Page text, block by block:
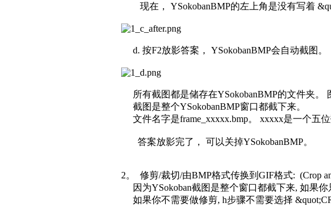
现在， YSokobanBMP的左上角是没有写着
d. 按F2放影答案， YSokobanBMP会自动截图。
所有截图都是储存在YSokobanBMP的文件夹。
截图是整个YSokobanBMP窗口都截下来。
文件名字是frame_xxxxx.bmp。 xxxxx是一个五位
答案放影完了， 可以关掉YSokobanBMP。
2。 修剪/裁切/由BMP格式传换到GIF格式: (Crop
因为YSokoban截图是整个窗口都截下来, 如果你
如果你不需要做修剪, h步骤不需要选择